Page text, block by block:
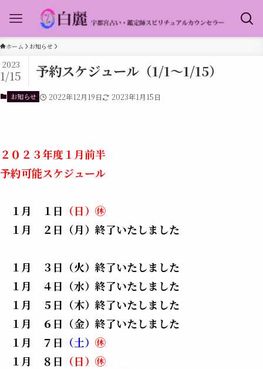
ホーム お知らせ
予約スケジュール（1/1～1/15）
2023
1/15
お知らせ 2022年12月19日 2023年1月15日
２０２３年度１月前半
予約可能スケジュール
１月 １日 （日）㊡
１月 ２日（月）終了いたしました
１月 ３日（火）終了いたしました
１月 ４日（水）終了いたしました
１月 ５日（木）終了いたしました
１月 ６日（金）終了いたしました
１月 ７日 （土） ㊡
１月 ８日 （日）㊡